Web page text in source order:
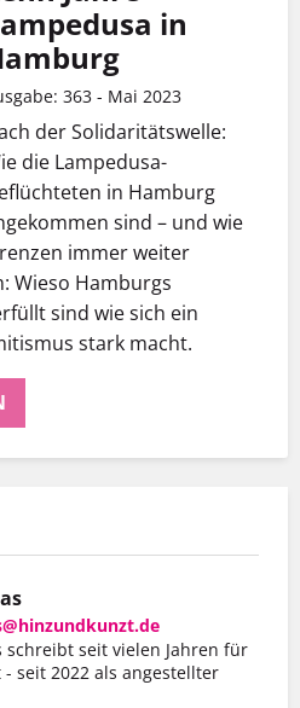
in
363 - Mai 2023
der Solidaritätswelle:
die Lampedusa-
in Hamburg
sind – und wie
immer weiter
Wieso Hamburgs
sind wie sich ein
stark macht.
schreibt seit vielen Jahren für
- seit 2022 als angestellter